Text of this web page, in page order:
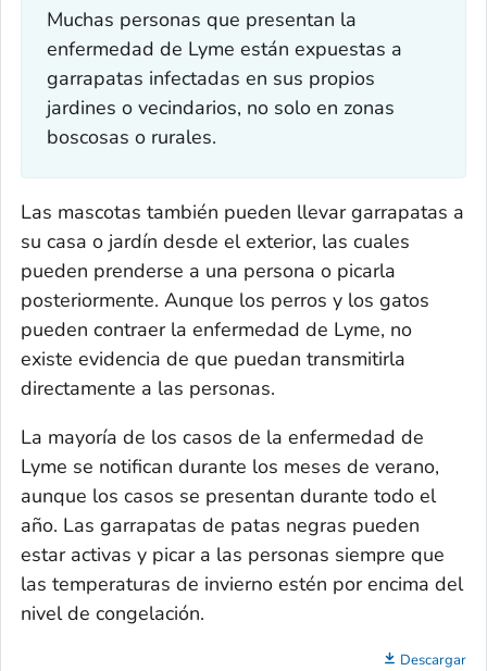
Muchas personas que presentan la
enfermedad de Lyme están expuestas a
garrapatas infectadas en sus propios
jardines o vecindarios, no solo en zonas
boscosas o rurales.
Las mascotas también pueden llevar garrapatas a
su casa o jardín desde el exterior, las cuales
pueden prenderse a una persona o picarla
posteriormente. Aunque los perros y los gatos
pueden contraer la enfermedad de Lyme, no
existe evidencia de que puedan transmitirla
directamente a las personas.
La mayoría de los casos de la enfermedad de
Lyme se notifican durante los meses de verano,
aunque los casos se presentan durante todo el
año. Las garrapatas de patas negras pueden
estar activas y picar a las personas siempre que
las temperaturas de invierno estén por encima del
nivel de congelación.
Descargar